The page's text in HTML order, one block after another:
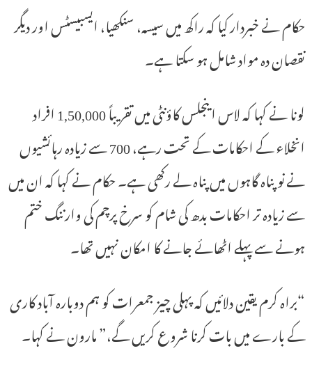
حکام نے خبردار کیا کہ راکھ میں سیسہ، سنکھیا، ایسبیسٹس اور دیگر
نقصان دہ مواد شامل ہو سکتا ہے۔
لونا نے کہا کہ لاس اینجلس کاؤنٹی میں تقریباً 1,50,000 افراد
انخلاء کے احکامات کے تحت رہے، 700 سے زیادہ رہائشیوں
نے نو پناہ گاہوں میں پناہ لے رکھی ہے۔ حکام نے کہا کہ ان میں
سے زیادہ تر احکامات بدھ کی شام کو سرخ پرچم کی وارننگ ختم
ہونے سے پہلے اٹھائے جانے کا امکان نہیں تھا۔
“براہ کرم یقین دلائیں کہ پہلی چیز جمعرات کو ہم دوبارہ آباد کاری
کے بارے میں بات کرنا شروع کریں گے،” مارون نے کہا۔